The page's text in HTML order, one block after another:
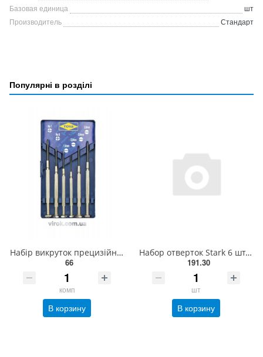
Базовая единица
шт
Производитель
Стандарт
Популярні в розділі
Набір викруток прецизійних VOREL : SL. Cr-V 6 Шт. [20/100] 64310
66
комп
В корзину
Набор отверток Stark 6 шт. - (Stark - 502505000)
191.30
шт
В корзину